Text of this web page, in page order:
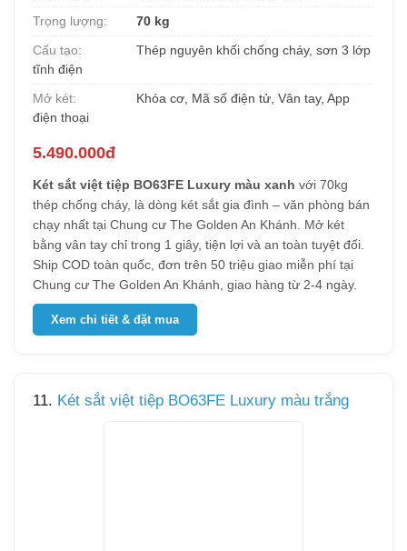
Trọng lượng:
70 kg
Cấu tạo:
Thép nguyên khối chống cháy, sơn 3 lớp
tĩnh điện
Mở két:
Khóa cơ, Mã số điện tử, Vân tay, App
điện thoại
5.490.000đ
Két sắt việt tiệp BO63FE Luxury màu xanh với 70kg
thép chống cháy, là dòng két sắt gia đình – văn phòng bán
chạy nhất tại Chung cư The Golden An Khánh. Mở két
bằng vân tay chỉ trong 1 giây, tiện lợi và an toàn tuyệt đối.
Ship COD toàn quốc, đơn trên 50 triệu giao miễn phí tại
Chung cư The Golden An Khánh, giao hàng từ 2-4 ngày.
Xem chi tiết & đặt mua
11. Két sắt việt tiệp BO63FE Luxury màu trắng